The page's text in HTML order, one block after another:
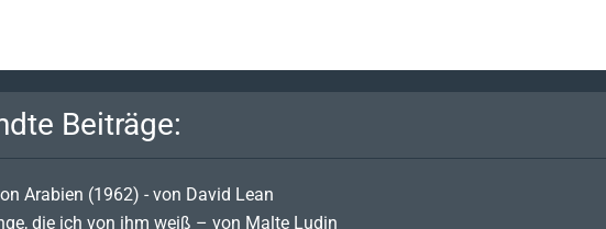
Beiträge:
Arabien (1962) - von David Lean
die ich von ihm weiß – von Malte Ludin